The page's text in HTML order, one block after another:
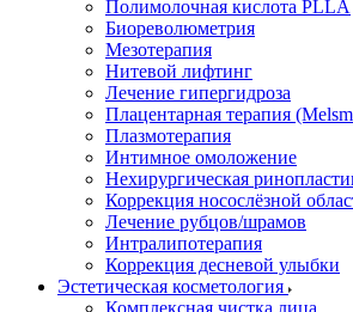
Полимолочная кислота PLLA
Биореволюметрия
Мезотерапия
Нитевой лифтинг
Лечение гипергидроза
Плацентарная терапия
Плазмотерапия
Интимное омоложение
Нехирургическая
Коррекция носослёзной
Лечение рубцов/шрамов
Интралипотерапия
Коррекция десневой улыбки
Эстетическая косметология
Комплексная чистка лица